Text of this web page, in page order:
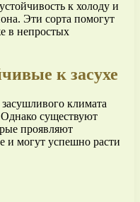
к холоду и
Эти сорта помогут
в непростых
к засухе
климата
существуют
проявляют
и могут успешно расти